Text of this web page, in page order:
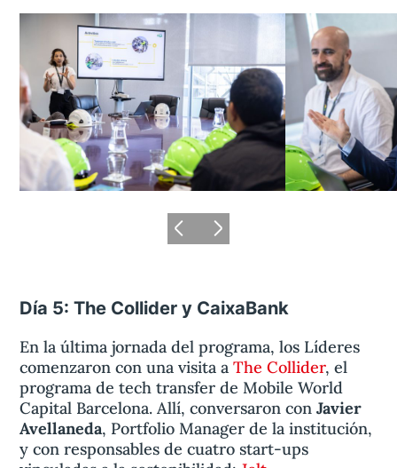
Día 5: The Collider y CaixaBank
En la última jornada del programa, los Líderes
comenzaron con una visita aThe Collider, el
programa de tech transfer de Mobile World
Capital Barcelona. Allí, conversaron conJavier
Avellaneda, Portfolio Manager de la institución,
y con responsables de cuatro start-ups